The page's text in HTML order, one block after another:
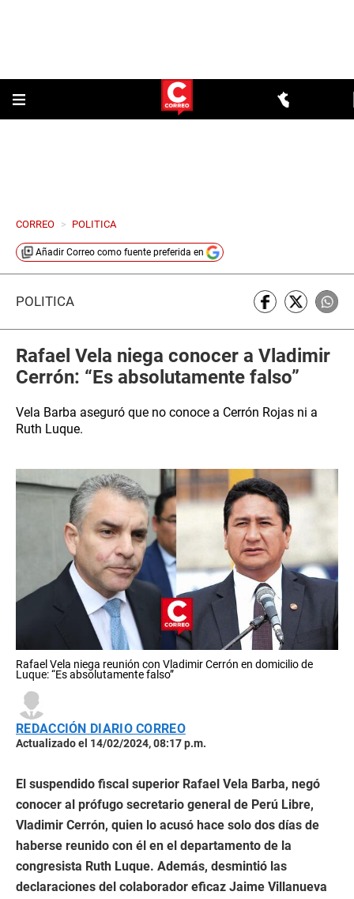
CORREO > POLITICA
Añadir Correo como fuente preferida en
POLÍTICA
Rafael Vela niega conocer a Vladimir
Cerrón: “Es absolutamente falso”
Vela Barba aseguró que no conoce a Cerrón Rojas ni a
Ruth Luque.
Rafael Vela niega reunión con Vladimir Cerrón en domicilio de
Luque: “Es absolutamente falso”
REDACCIÓN DIARIO CORREO
Actualizado el 14/02/2024, 08:17 p.m.
El suspendido fiscal superior Rafael Vela Barba, negó
conocer al prófugo secretario general de Perú Libre,
Vladimir Cerrón, quien lo acusó hace solo dos días de
haberse reunido con él en el departamento de la
congresista Ruth Luque. Además, desmintió las
declaraciones del colaborador eficaz Jaime Villanueva